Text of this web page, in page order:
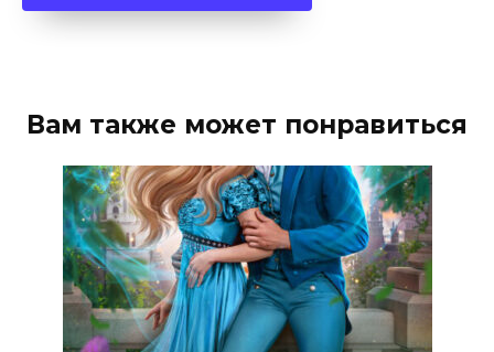
Вам также может понравиться